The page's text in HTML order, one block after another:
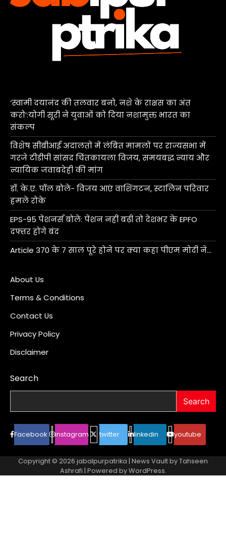
‘स्वामी दयानंद की तलवार बनो, नशे के राक्षस का अंत
करो’:योगी सूरी ने युवाओं को दिया नशामुक्त भारत का
संकल्प
विशेष सीबीआई अदालतों में लंबित मामलों पर राज्यसभा में
गरजे टीडीपी सांसद चिंतकायला विजय, समयबद्ध न्याय और
न्यायिक जवाबदेही की मांग
डॉ. के.ए. पॉल बोले- विजय आएं वाशिंगटन, स्टालिन परिवार
हमले रोके
EPS-95 पेंशनर्स बोले: पेंशन नहीं बढ़ी तो देशभर के EPFO
दफ्तर होंगे बंद
Article 370 के 7 साल पूरे होने पर क्या कहा पीएम मोदी ने…
About Us
Terms & Conditions
Contact Us
Privacy Policy
Disclaimer
Search
Search
Facebook instagram twitter linkedin youtube
Copyright © 2026 jabalpurpatrika | News Vault byTahseen
Ashrafi | Powered byWordPress.